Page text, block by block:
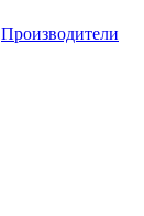
Производители